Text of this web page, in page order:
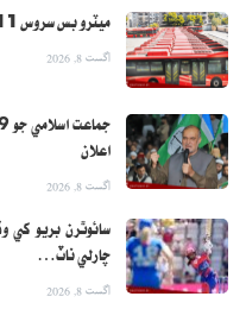
ميٽرو بس سروس 11 آگسٽ کان بند ڪرڻ جو اعلان
اگست 8, 2026
اعلان
اگست 8, 2026
سائوٿرن بريو کي
چارلي ناٽ…
اگست 8, 2026